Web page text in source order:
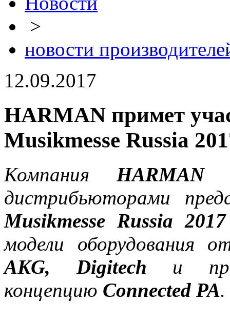
>
новости
12.09.2017
HARMAN примет
Musikmesse Russia
Компания HARMAN
дистрибьюторами
Musikmesse Russia 2017
модели оборудования
AKG, Digitech и
концепцию Connected PA.